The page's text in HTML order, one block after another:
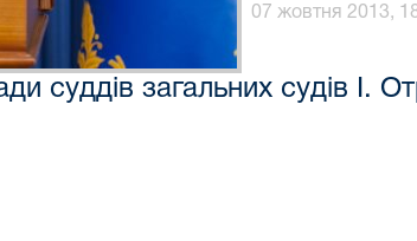
07 жовтня 2013,
суддів загальних судів І.